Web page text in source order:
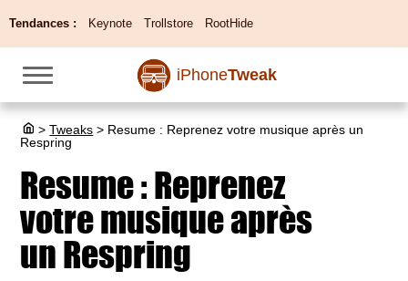
Tendances : Keynote Trollstore RootHide
iPhoneTweak
> Tweaks > Resume : Reprenez votre musique après un
Respring
Resume : Reprenez
votre musique après
un Respring